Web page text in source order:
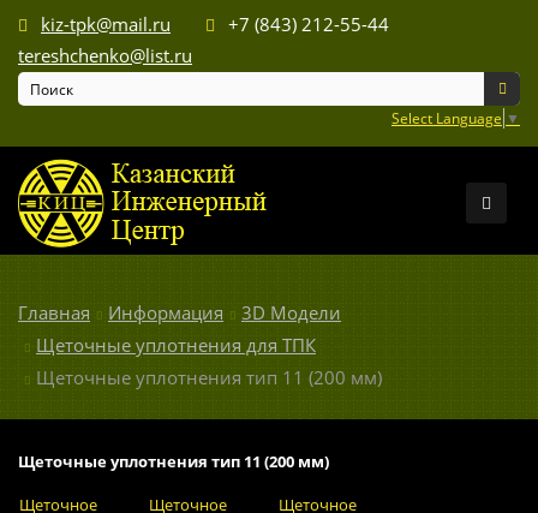
kiz-tpk@mail.ru
tereshchenko@list.ru
+7 (843) 212-55-44
Select Language ▼
Главная Информация
3D Модели
Щеточные уплотнения для ТПК
Щеточные уплотнения тип 11 (200 мм)
Щеточные уплотнения тип 11 (200 мм)